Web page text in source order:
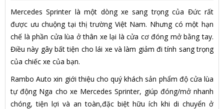
Mercedes Sprinter là một dòng xe sang trọng của Đức rất
được ưu chuộng tại thị trường Việt Nam. Nhưng có một hạn
chế là phần cửa lùa ở thân xe lại là cửa cơ đóng mở bằng tay.
Điều này gây bất tiện cho lái xe và làm giảm đi tính sang trọng
của chiếc xe của bạn.
Rambo Auto xin giới thiệu cho quý khách sản phẩm độ cửa lùa
tự động Nga cho xe Mercedes Sprinter, giúp đóng/mở nhanh
chóng, tiện lợi và an toàn,đặc biệt hữu ích khi di chuyển ở